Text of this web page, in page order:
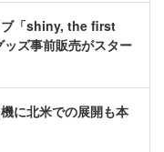
ブ「shiny, the first
ズ事前販売がスター
に北米での展開も本